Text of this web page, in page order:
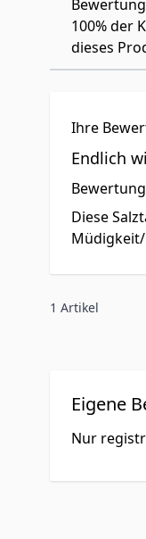
100%der
dieses
Ihre
Endlich
Diese
1 Artikel
Eigene
Nur